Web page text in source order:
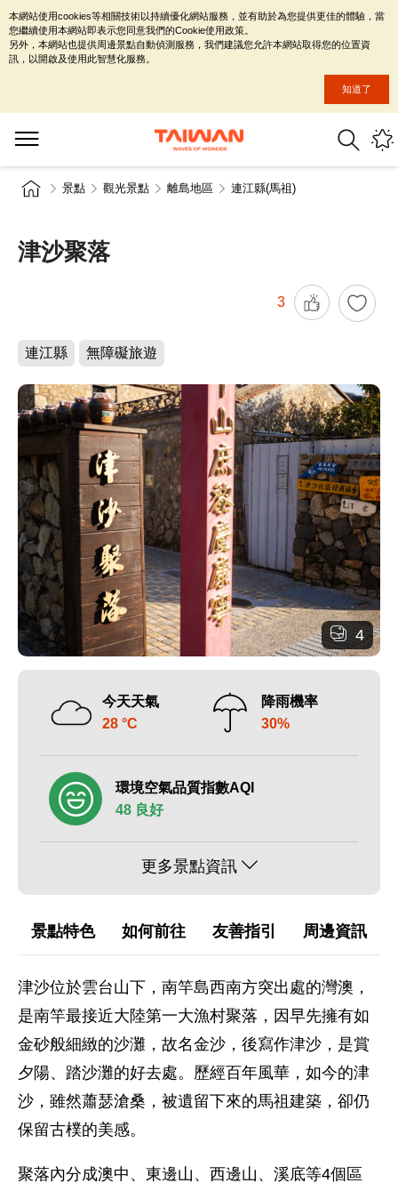
景點 觀光景點 離島地區 連江縣(馬祖)
津沙聚落
3
連江縣 無障礙旅遊
4
今天天氣
28 °C
降雨機率
30%
環境空氣品質指數AQI
48 良好
更多景點資訊
景點特色 如何前往 友善指引 周邊資訊
津沙位於雲台山下，南竿島西南方突出處的灣澳，
是南竿最接近大陸第一大漁村聚落，因早先擁有如
金砂般細緻的沙灘，故名金沙，後寫作津沙，是賞
夕陽、踏沙灘的好去處。歷經百年風華，如今的津
沙，雖然蕭瑟滄桑，被遺留下來的馬祖建築，卻仍
保留古樸的美感。
聚落內分成澳中、東邊山、西邊山、溪底等4個區
本網站使用cookies等相關技術以持續優化網站服務，並有助於為您提供更佳的體驗，當
您繼續使用本網站即表示您同意我們的Cookie使用政策。
另外，本網站也提供周邊景點自動偵測服務，我們建議您允許本網站取得您的位置資
訊，以開啟及使用此智慧化服務。
知道了